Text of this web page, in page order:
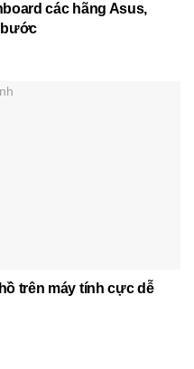
các hãng Asus,
bước
trên máy tính cực dễ